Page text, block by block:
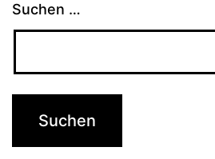
Suchen …